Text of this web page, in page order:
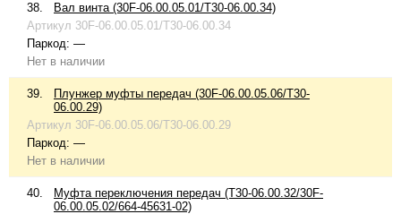
38.
Вал винта (30F-06.00.05.01/T30-06.00.34)
Артикул 30F-06.00.05.01/T30-06.00.34
Паркод: —
Нет в наличии
39.
Плунжер муфты передач (30F-06.00.05.06/T30-
06.00.29)
Артикул 30F-06.00.05.06/T30-06.00.29
Паркод: —
Нет в наличии
40.
Муфта переключения передач (T30-06.00.32/30F-
06.00.05.02/664-45631-02)